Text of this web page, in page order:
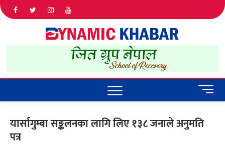
IN NEPAL
M
e
u
यार्सागुम्बा सङ्कलनका लागि लिए १३८ जनाले अनुमति
पत्र